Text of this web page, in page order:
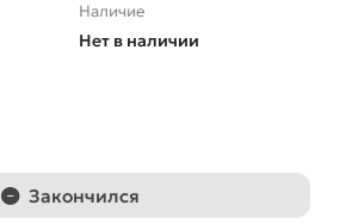
Наличие
Нет в наличии
Закончился